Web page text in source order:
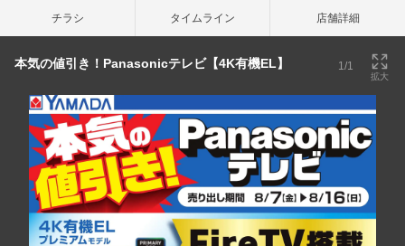
チラシ タイム ライン 店舗詳細
本気の値引き！Panasonicテレビ【4K有機EL】 1/1
拡大